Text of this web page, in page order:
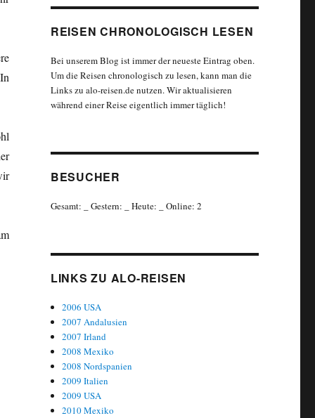
REISEN CHRONOLOGISCH LESEN
Bei unserem Blog ist immer der neueste Eintrag oben.
Um die Reisen chronologisch zu lesen, kann man die
Links zu alo-reisen.de nutzen. Wir aktualisieren
während einer Reise eigentlich immer täglich!
BESUCHER
Gesamt: Gestern: Heute: Online: 2
LINKS ZU ALO-REISEN
2006 USA
2007 Andalusien
2007 Irland
2008 Mexiko
2008 Nordspanien
2009 Italien
2009 USA
2010 Mexiko